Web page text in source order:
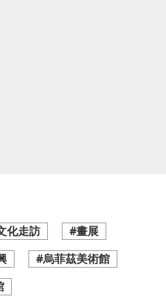
化走訪
#畫展
#烏菲茲美術館